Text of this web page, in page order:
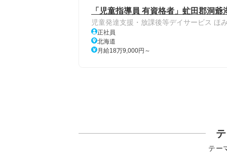
「児童指導員 有資格者」虻田郡洞
児童発達支援・放課後等デイサービス ほ
正社員
北海道
月給18万9,000円～
テー